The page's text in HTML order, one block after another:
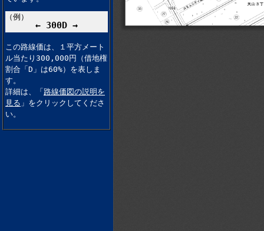
（例）
← 300D →
この路線価は、１平方メート
ル当たり300,000円（借地権
割合「D」は60%）を表しま
す。
詳細は、「 路線価図の説明を
見る 」をクリックしてくださ
い。